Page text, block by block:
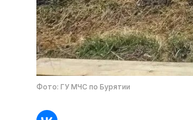
Фото: ГУ МЧС по Бурятии